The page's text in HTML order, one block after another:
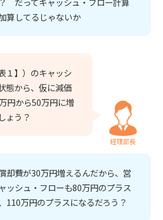
算してるじゃないか
１】）のキャッシ
態から、仮に減価
円から50万円に増
ょう？
経理部長
却費が30万円増えるんだから、営
ッシュ・フローも80万円のプラス
110万円のプラスになるだろう？